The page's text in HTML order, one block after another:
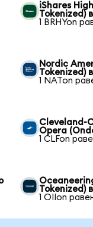
iShares
Tokenized)
1 BRHYon
Nordic
Tokenized)
1 NATon
Cleveland-
Opera
1 CLFon
Tokenized)
1 OIIon